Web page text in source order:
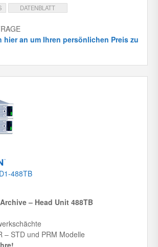
DATENBLATT
hier an um Ihren persönlichen Preis zu
488TB
– Head Unit 488TB
– STD und PRM Modelle